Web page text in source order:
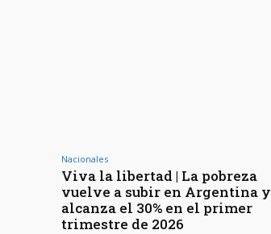
Nacionales
Viva la libertad | La pobreza
vuelve a subir en Argentina y
alcanza el 30% en el primer
trimestre de 2026